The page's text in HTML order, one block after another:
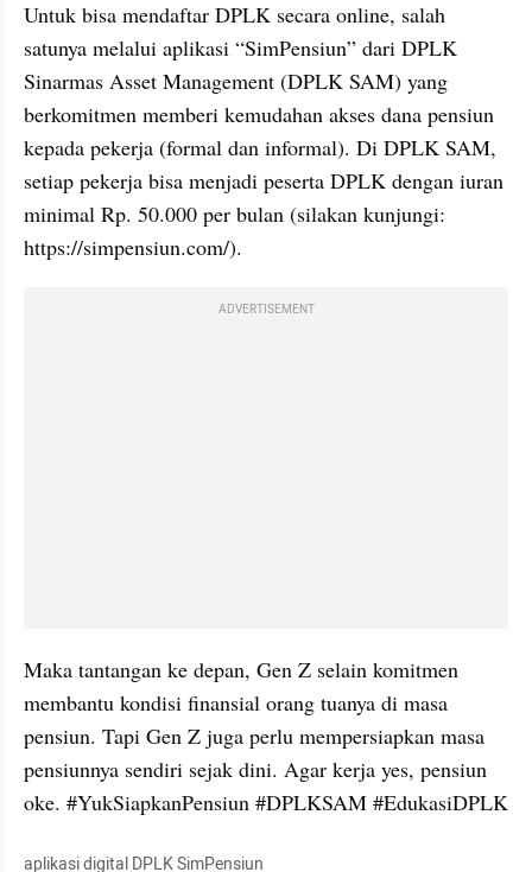
Untuk bisa mendaftar DPLK secara online, salah
satunya melalui aplikasi “SimPensiun” dari DPLK
Sinarmas Asset Management (DPLK SAM) yang
berkomitmen memberi kemudahan akses dana pensiun
kepada pekerja (formal dan informal). Di DPLK SAM,
setiap pekerja bisa menjadi peserta DPLK dengan iuran
minimal Rp. 50.000 per bulan (silakan kunjungi:
https://simpensiun.com/).
ADVERTISEMENT
Maka tantangan ke depan, Gen Z selain komitmen
membantu kondisi finansial orang tuanya di masa
pensiun. Tapi Gen Z juga perlu mempersiapkan masa
pensiunnya sendiri sejak dini. Agar kerja yes, pensiun
oke. #YukSiapkanPensiun #DPLKSAM #EdukasiDPLK
aplikasi digital DPLK SimPensiun